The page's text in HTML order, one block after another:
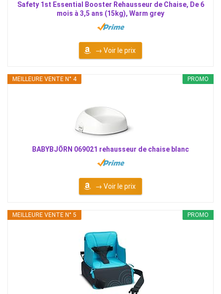
Safety 1st Essential Booster Rehausseur de Chaise, De 6
mois à 3,5 ans (15kg), Warm grey
→ Voir le prix
PROMO
MEILLEURE VENTE N° 4
BABYBJÖRN 069021 rehausseur de chaise blanc
→ Voir le prix
PROMO
MEILLEURE VENTE N° 5